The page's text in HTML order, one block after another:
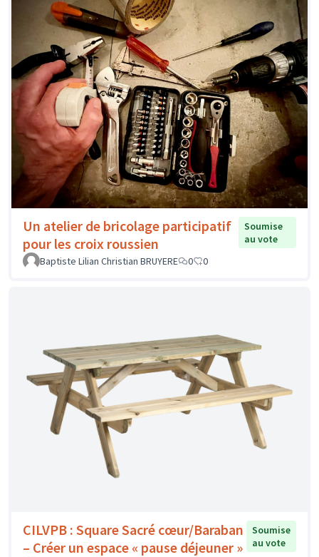
Un atelier de bricolage participatif
pour les croix roussien
Soumise
au vote
Baptiste Lilian Christian BRUYERE
0 0
CILVPB : Square Sacré cœur/Baraban
– Créer un espace « pause déjeuner »
Soumise
au vote